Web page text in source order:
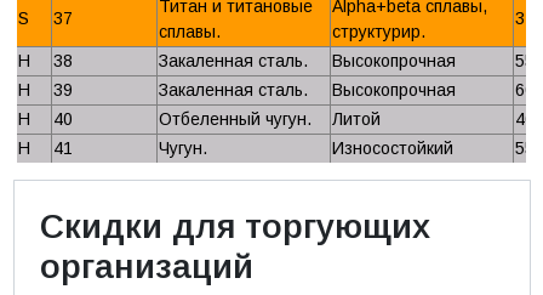
S 37
Титан и титановые
сплавы.
Alpha+beta сплавы,
структурир.
H 38 Закаленная сталь. Высокопрочная
55
H
39 Закаленная сталь. Высокопрочная
60
H
40 Отбеленный чугун. Литой
H
41 Чугун. Износостойкий 55
Скидки для торгующих
организаций